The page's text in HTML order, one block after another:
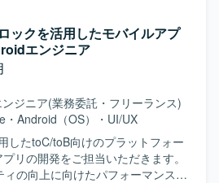
みとして展開を視野に入れてお
関わる社会性の高いプロダクト」
意味のあるものづくりを実感でき
インしており、 希望があれば未経
る文化があります。 また、ユ
常にドメインが強いため、 単に開
く、 職種の枠を超えてプロダクト
組める方を歓迎しております。 モ
場の融合を目指し、机上の開発に
解決に深く関わる開発現場です。
ックを活用したモバイルアプ
エンジニア
ジニア(業務委託・フリーランス)
・ Android（OS） ・ UI/UX
したtoC/toB向けのプラットフォー
リの開発をご担当いただきます。
ィの向上に向けたパフォーマンス改